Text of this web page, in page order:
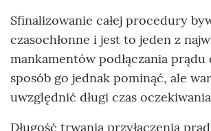
Sfinalizowanie całej procedury
czasochłonne i jest to jeden z
mankamentów podłączania prądu
sposób go jednak pominąć, ale
uwzględnić długi czas
Długość trwania przyłączenia